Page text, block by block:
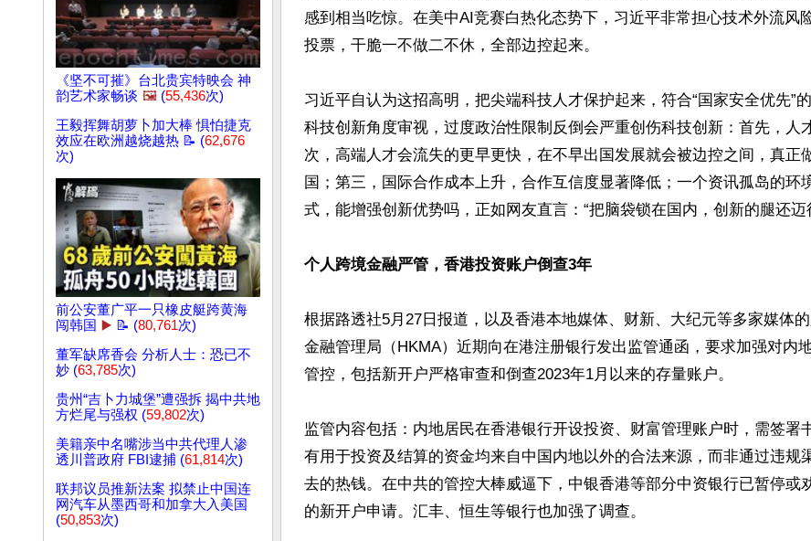
《坚不可摧》台北贵宾特映会 神
韵艺术家畅谈 🖼️ (55,436次)
王毅挥舞胡萝卜加大棒 惧怕捷克
效应在欧洲越烧越热 📝 (62,676
次)
前公安董广平一只橡皮艇跨黄海
闯韩国 ▶️ 📝 (80,761次)
董军缺席香会 分析人士：恐已不
妙 (63,785次)
贵州“吉卜力城堡”遭强拆 揭中共地
方烂尾与强权 (59,802次)
美籍亲中名嘴涉当中共代理人渗
透川普政府 FBI逮捕 (61,814次)
联邦议员推新法案 拟禁止中国连
网汽车从墨西哥和加拿大入美国
(50,853次)
感到相当吃惊。在美中AI竞赛白热化态势下，习近平非常担心技术外流风
投票，干脆一不做二不休，全部边控起来。
习近平自认为这招高明，把尖端科技人才保护起来，符合“国家安全优先”
科技创新角度审视，过度政治性限制反倒会严重创伤科技创新：首先，人
次，高端人才会流失的更早更快，在不早出国发展就会被边控之间，真正
国；第三，国际合作成本上升，合作互信度显著降低；一个资讯孤岛的环
式，能增强创新优势吗，正如网友直言：“把脑袋锁在国内，创新的腿还迈
个人跨境金融严管，香港投资账户倒查3年
根据路透社5月27日报道，以及香港本地媒体、财新、大纪元等多家媒体
金融管理局（HKMA）近期向在港注册银行发出监管通函，要求加强对内
管控，包括新开户严格审查和倒查2023年1月以来的存量账户。
监管内容包括：内地居民在香港银行开设投资、财富管理账户时，需签署
有用于投资及结算的资金均来自中国内地以外的合法来源，而非通过违规
去的热钱。在中共的管控大棒威逼下，中银香港等部分中资银行已暂停或
的新开户申请。汇丰、恒生等银行也加强了调查。